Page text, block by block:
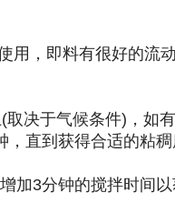
，即料有很好的流
于气候条件)，如
直到获得合适的粘稠
3分钟的搅拌时间以